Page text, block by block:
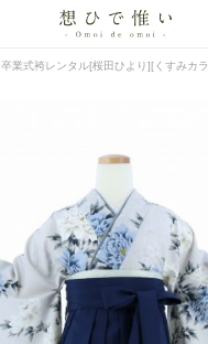
卒業式袴レンタル[桜田ひより][くすみカ